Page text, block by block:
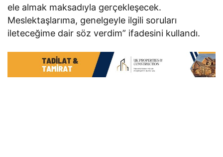
ele almak maksadıyla gerçekleşecek.
Meslektaşlarıma, genelgeyle ilgili soruları
ileteceğime dair söz verdim” ifadesini kullandı.